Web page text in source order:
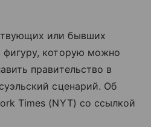
или бывших
фигуру, которую можно
правительство в
сценарий. Об
Times (NYT) со ссылкой